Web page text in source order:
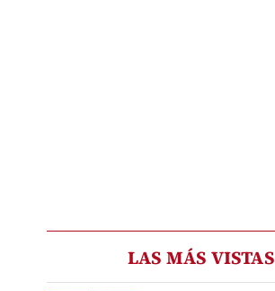
LAS MÁS VISTAS